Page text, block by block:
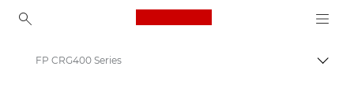
Canon Logo, back to
FP CRG400 Series